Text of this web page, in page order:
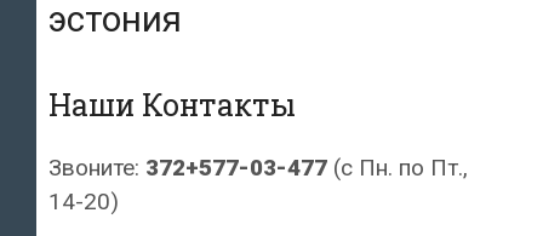
эстония
Наши Контакты
Звоните: 372+577-03-477 (с Пн. по Пт.,
14-20)